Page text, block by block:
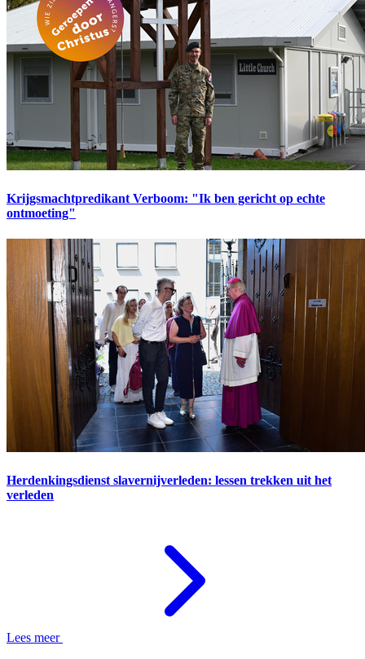
Krijgsmachtpredikant Verboom: "Ik ben gericht op echte
ontmoeting"
Herdenkingsdienst slavernijverleden: lessen trekken uit het
verleden
Lees meer